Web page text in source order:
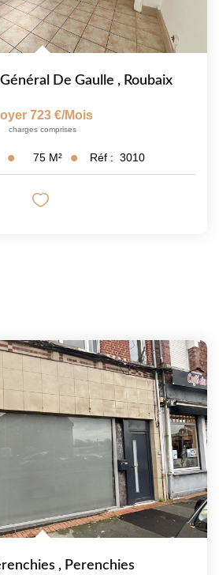
De Gaulle , Roubaix
723 €/mois
charges comprises
75 M² Réf : 3010
, Perenchies